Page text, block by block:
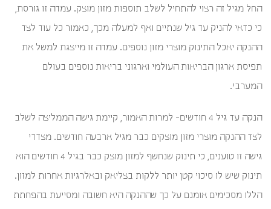
החל מגיל זה רצוי להתחיל לשלב תוספות מזון מוצק. עמדה זו גורסת,
כי כדאי להניק עד גיל שנתיים ואף למעלה מכך, כאמור כל עוד לצד
ההנקה יאכל התינוק מוצרי מזון נוספים. עמדה זו מייצגת למשל את
תפיסת ארגון הבריאות העולמי וארגוני בריאות נוספים בעולם
המערבי.
הנקה עד גיל 4 חודשים- למרות האמור, קיימת גישה הממליצה לשלב
לצד ההנקה מוצרי מזון מוצקים כבר מגיל ארבעה חודשים. מצדדי
גישה זו טוענים, כי תינוק שנחשף למזון מוצק כבר בגיל 4 חודשים הוא
תינוק שיש לו סיכוי קטן יותר ללקות בצליאק ובאלרגיות אחרות למזון.
הללו מסכימים אומנם על כך שההנקה היא חשובה ומסייעת בהפחתת